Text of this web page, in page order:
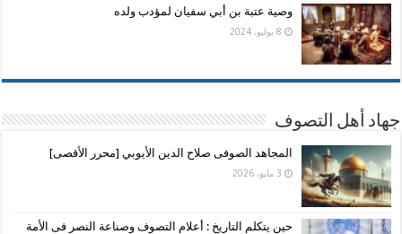
وصية عتبة بن أبي سفيان لمؤدب ولده
8 يوليو، 2024
جهاد أهل التصوف
المجاهد الصوفى صلاح الدين الأيوبي [محرر الأقصى]
3 مايو، 2026
حين يتكلم التاريخ : أعلام التصوف وصناعة النصر فى الأمة